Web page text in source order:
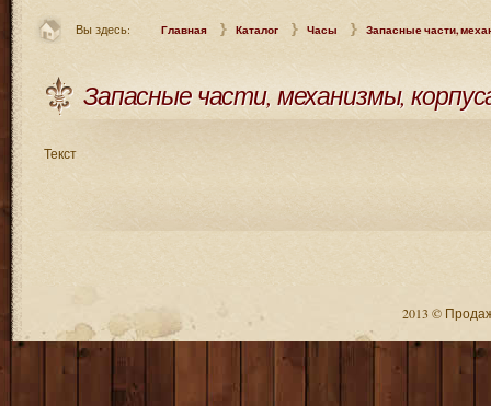
Вы здесь: Главная Каталог Часы Запасные части,
Запасные части, механизмы,
Текст
2013 ©